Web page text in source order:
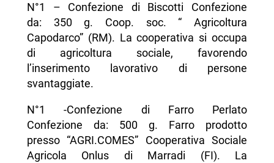
N°1 – Confezione di Biscotti Confezione
da: 350 g. Coop. soc. “ Agricoltura
Capodarco” (RM). La cooperativa si occupa
di agricoltura sociale, favorendo
l’inserimento lavorativo di persone
svantaggiate.
N°1 -Confezione di Farro Perlato
Confezione da: 500 g. Farro prodotto
presso “AGRI.COMES” Cooperativa Sociale
Agricola Onlus di Marradi (FI). La